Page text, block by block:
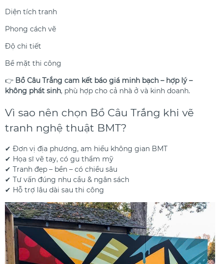
Diện tích tranh
Phong cách vẽ
Độ chi tiết
Bề mặt thi công
👉 Bồ Câu Trắng cam kết báo giá minh bạch – hợp lý –
không phát sinh, phù hợp cho cả nhà ở và kinh doanh.
Vì sao nên chọn Bồ Câu Trắng khi vẽ
tranh nghệ thuật BMT?
✔ Đơn vị địa phương, am hiểu không gian BMT
✔ Họa sĩ vẽ tay, có gu thẩm mỹ
✔ Tranh đẹp – bền – có chiều sâu
✔ Tư vấn đúng nhu cầu & ngân sách
✔ Hỗ trợ lâu dài sau thi công